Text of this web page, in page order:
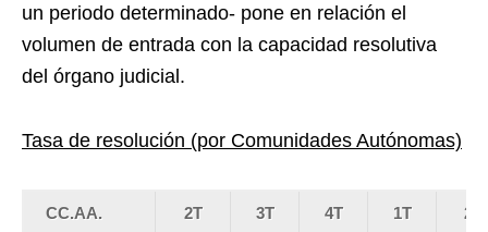
un periodo determinado- pone en relación el
volumen de entrada con la capacidad resolutiva
del órgano judicial.
Tasa de resolución (por Comunidades Autónomas)
CC.AA.
2T
3T
4T
1T
2T